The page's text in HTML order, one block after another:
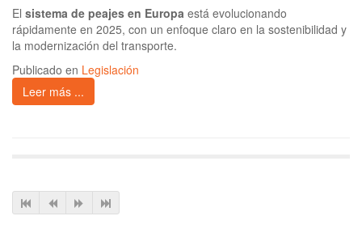
El sistema de peajes en Europa está evolucionando
rápidamente en 2025, con un enfoque claro en la sostenibilidad y
la modernización del transporte.
Publicado en Legislación
Leer más ...